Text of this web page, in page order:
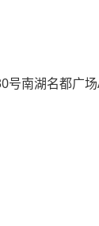
号南湖名都广